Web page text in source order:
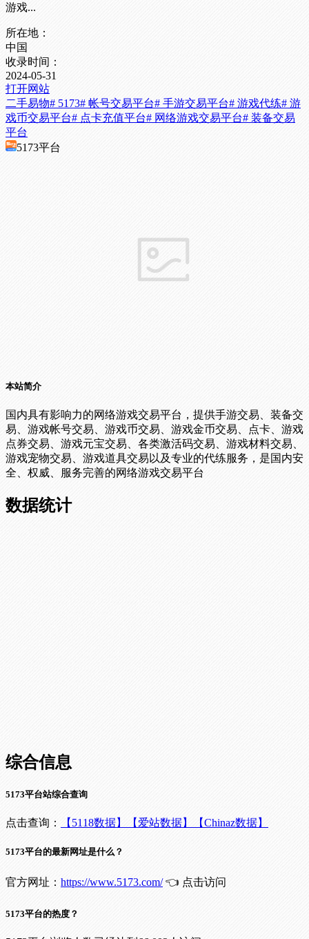
游戏...
所在地：
中国
收录时间：
2024-05-31
打开网站
二手易物# 5173# 帐号交易平台# 手游交易平台# 游戏代练# 游
戏币交易平台# 点卡充值平台# 网络游戏交易平台# 装备交易
平台
5173平台
本站简介
国内具有影响力的网络游戏交易平台，提供手游交易、装备交
易、游戏帐号交易、游戏币交易、游戏金币交易、点卡、游戏
点券交易、游戏元宝交易、各类激活码交易、游戏材料交易、
游戏宠物交易、游戏道具交易以及专业的代练服务，是国内安
全、权威、服务完善的网络游戏交易平台
数据统计
综合信息
5173平台站综合查询
点击查询： 【5118数据】 【爱站数据】 【Chinaz数据】
5173平台的最新网址是什么？
官方网址： https://www.5173.com/👈 点击访问
5173平台的热度？